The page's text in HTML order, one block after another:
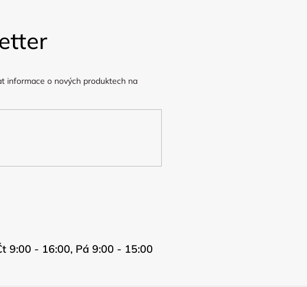
informace o nových produktech na
9:00 - 16:00, Pá 9:00 - 15:00